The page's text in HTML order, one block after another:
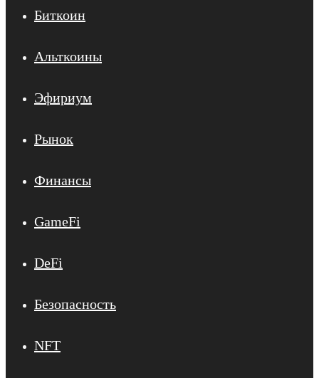
Биткоин
Альткоины
Эфириум
Рынок
Финансы
GameFi
DeFi
Безопасность
NFT